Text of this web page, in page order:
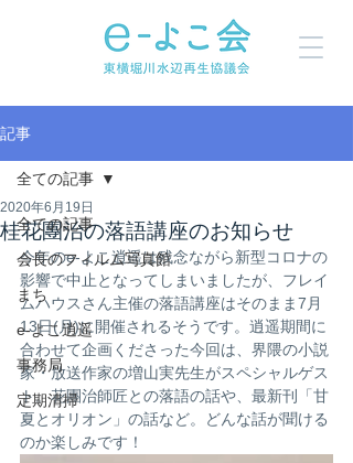
記事
全ての記事
会長のフィルム写真館
まち
e-よこ逍遥
事務局
定期清掃
全ての記事
桂花團治の落語講座のお知らせ
2020年6月19日
今年のe-よこ逍遥は残念ながら新型コロナの
影響で中止となってしまいましたが、フレイ
ムハウスさん主催の落語講座はそのまま7月
13日(月)に開催されるそうです。逍遥期間に
合わせて企画くださった今回は、界隈の小説
家・放送作家の増山実先生がスペシャルゲス
ト。花團治師匠との落語の話や、最新刊「甘
夏とオリオン」の話など。どんな話が聞ける
のか楽しみです！